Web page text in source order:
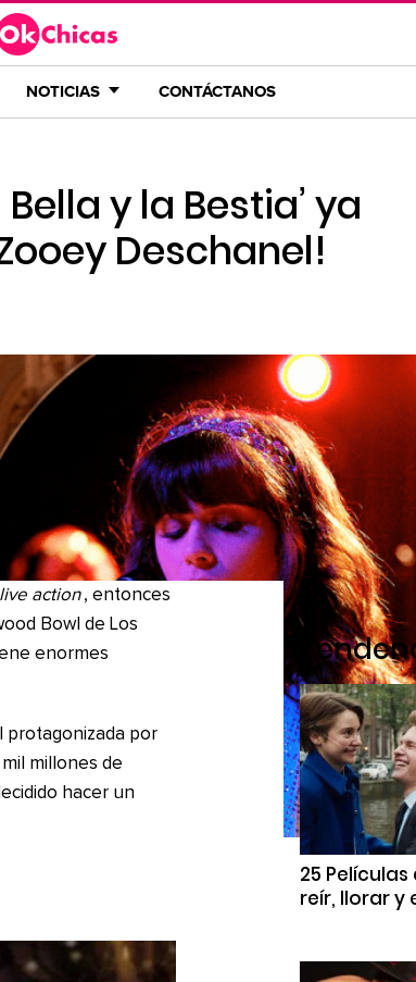
NOTICIAS CONTÁCTANOS
y la Bestia’ ya
Deschanel!
live action , entonces
Bowl de Los
enormes
protagonizada por
millones de
hacer un
25
reír, llorar y